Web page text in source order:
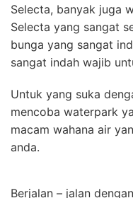
Selecta, banyak juga
Selecta yang sangat
bunga yang sangat
sangat indah wajib
Untuk yang suka
mencoba waterpark
macam wahana air
anda.
Berjalan – jalan